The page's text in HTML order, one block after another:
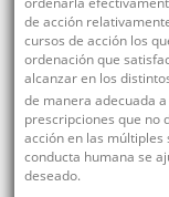
de acción
cursos de acción los
ordenación que
alcanzar en los
de manera adecuada
prescripciones que no
acción en las múltiples
conducta humana se
deseado.